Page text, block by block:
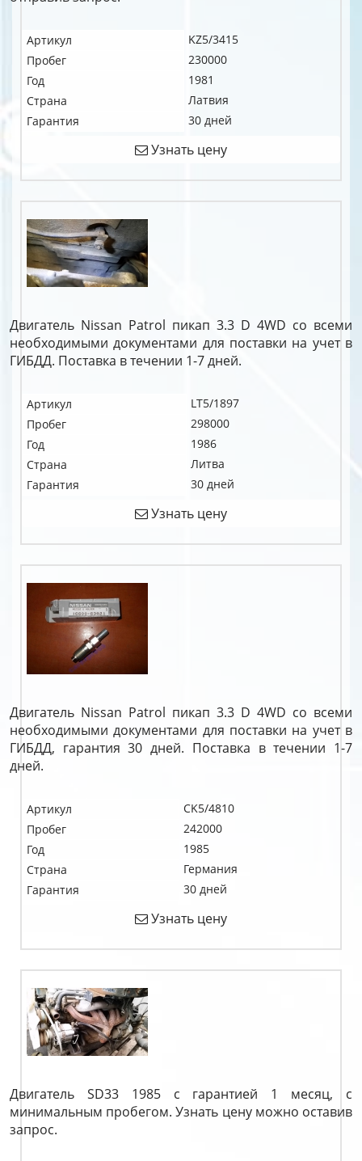
Артикул
KZ5/3415
Пробег
230000
Год
1981
Страна
Латвия
Гарантия
30 дней
Узнать цену
Двигатель Nissan Patrol пикап 3.3 D 4WD со всеми
необходимыми документами для поставки на учет в
ГИБДД. Поставка в течении 1-7 дней.
Артикул
LT5/1897
Пробег
298000
Год
1986
Страна
Литва
Гарантия
30 дней
Узнать цену
Двигатель Nissan Patrol пикап 3.3 D 4WD со всеми
необходимыми документами для поставки на учет в
ГИБДД, гарантия 30 дней. Поставка в течении 1-7
дней.
Артикул
CK5/4810
Пробег
242000
Год
1985
Страна
Германия
Гарантия
30 дней
Узнать цену
Двигатель SD33 1985 с гарантией 1 месяц, с
минимальным пробегом. Узнать цену можно оставив
запрос.